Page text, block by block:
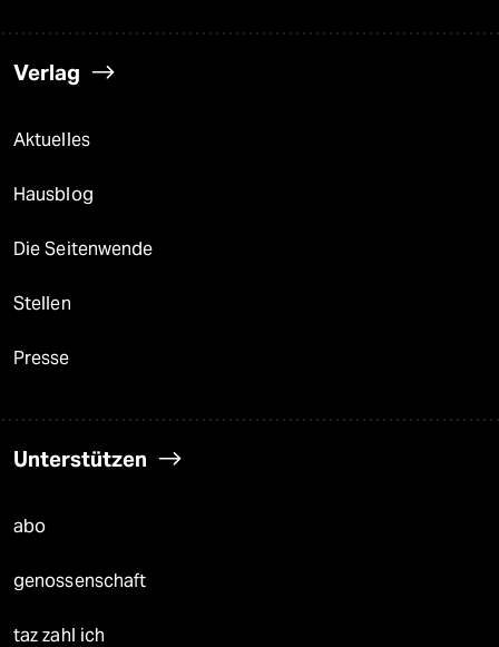
Verlag
Aktuelles
Hausblog
Die Seitenwende
Stellen
Presse
Unterstützen
abo
genossenschaft
taz zahl ich